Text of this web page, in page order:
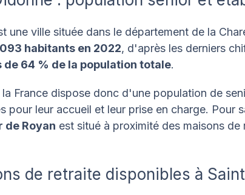
une ville située dans le département de la
habitants en 2022, d'après les derniers
64 % de la population totale.
France dispose donc d'une population de
pour leur accueil et leur prise en charge. Pour
de Royan est situé à proximité des maisons de
de retraite disponibles à